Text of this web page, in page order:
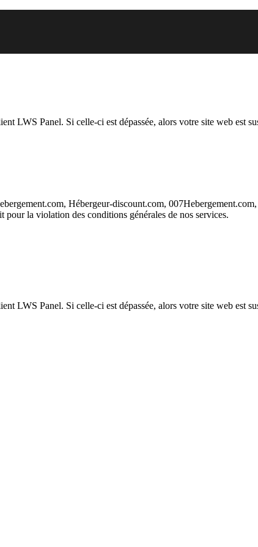
LWS Panel. Si celle-ci est dépassée, alors votre site web est
Hébergeur-discount.com,
pour la violation des conditions générales de nos services.
LWS Panel. Si celle-ci est dépassée, alors votre site web est